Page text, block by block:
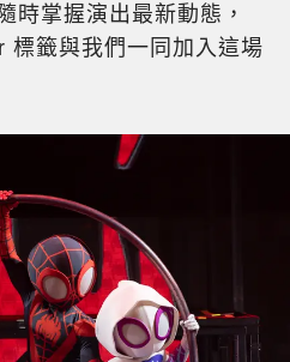
時掌握演出最新動態，
標籤與我們一同加入這場